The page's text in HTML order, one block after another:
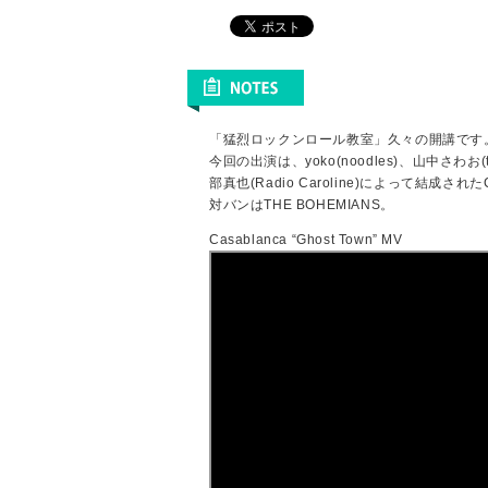
「猛烈ロックンロール教室」久々の開講です
今回の出演は、yoko(noodles)、山中さわ
部真也(Radio Caroline)によって結成された
対バンはTHE BOHEMIANS。
Casablanca “Ghost Town” MV